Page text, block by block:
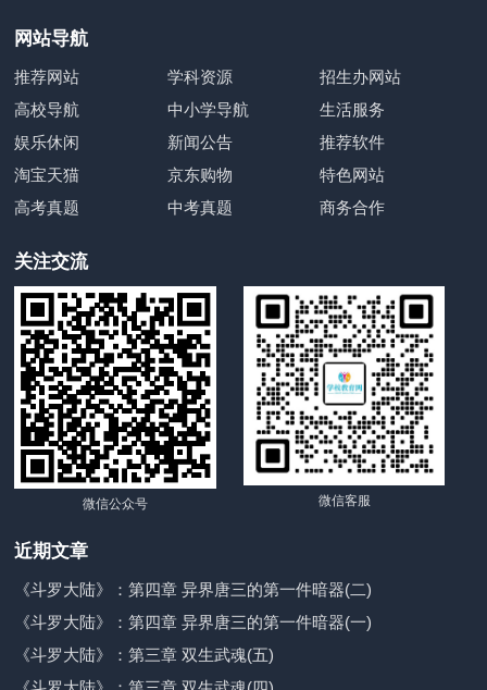
网站导航
推荐网站 学科资源
招生办网站
高校导航
中小学导航
生活服务
娱乐休闲
新闻公告
推荐软件
淘宝天猫
京东购物
特色网站
高考真题
中考真题 商务合作
关注交流
微信公众号 微信客服
近期文章
《斗罗大陆》：第四章 异界唐三的第一件暗器(二)
《斗罗大陆》：第四章 异界唐三的第一件暗器(一)
《斗罗大陆》：第三章 双生武魂(五)